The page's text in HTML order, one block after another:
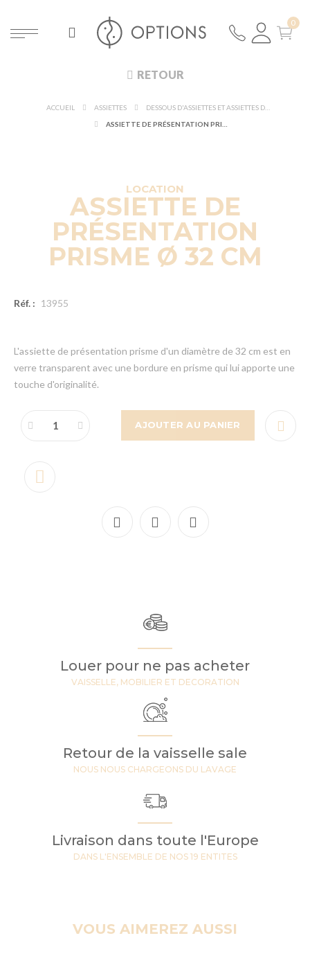
RETOUR
ACCUEIL ASSIETTES
LOCATION
ASSIETTE DE
PRÉSENTATION
PRISME Ø 32 CM
Réf. : 13955
L'assiette de présentation prisme d'un diamètre de 32 cm est en
verre transparent avec une bordure en prisme qui lui apporte une
touche d'originalité.
AJOUTER AU PANIER
Louer pour ne pas acheter
VAISSELLE, MOBILIER ET DECORATION
Retour de la vaisselle sale
NOUS NOUS CHARGEONS DU LAVAGE
Livraison dans toute l'Europe
DANS L'ENSEMBLE DE NOS 19 ENTITES
VOUS AIMEREZ AUSSI